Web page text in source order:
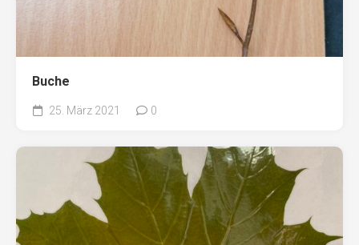
Buche
25. März 2021 0